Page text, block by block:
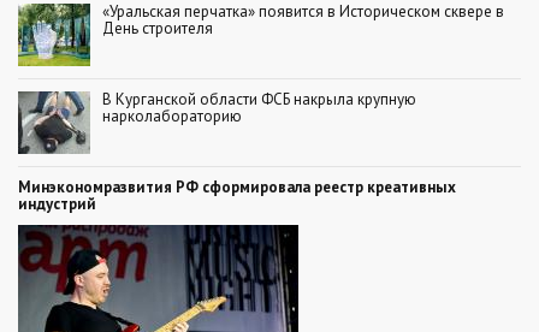
«Уральская перчатка» появится в Историческом сквере в
День строителя
В Курганской области ФСБ накрыла крупную
нарколабораторию
Минэкономразвития РФ сформировала реестр креативных
индустрий